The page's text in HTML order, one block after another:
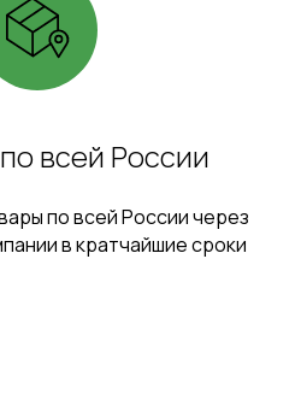
всей России
по всей России через
в кратчайшие сроки